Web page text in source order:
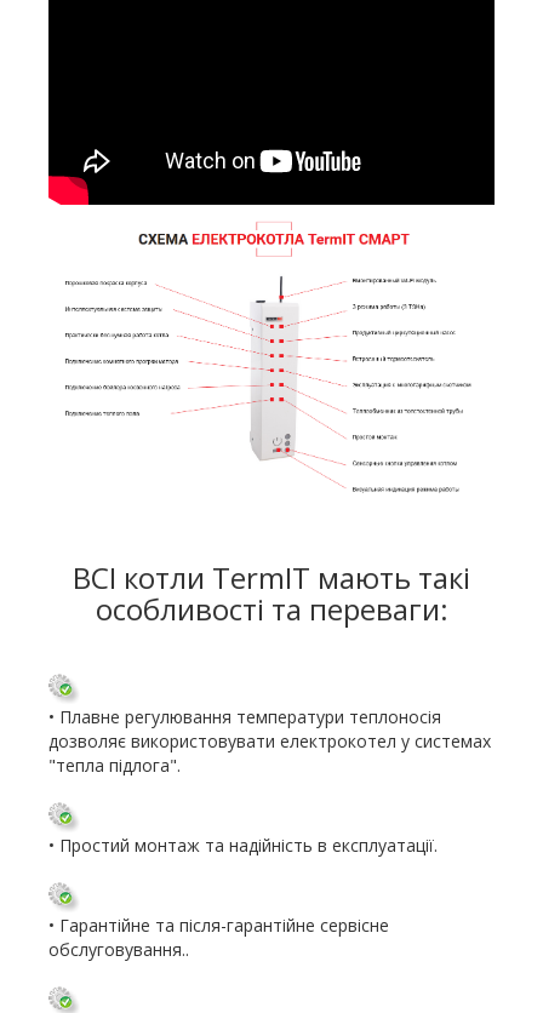
ВСІ котли TermIT мають такі
особливості та переваги:
• Плавне регулювання температури теплоносія
дозволяє використовувати електрокотел у системах
"тепла підлога".
• Простий монтаж та надійність в експлуатації.
• Гарантійне та після-гарантійне сервісне
обслуговування..